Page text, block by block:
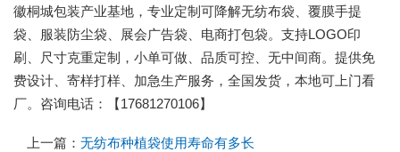
徽桐城包装产业基地，专业定制可降解无纺布袋、覆膜手提
袋、服装防尘袋、展会广告袋、电商打包袋。支持LOGO印
刷、尺寸克重定制，小单可做、品质可控、无中间商。提供免
费设计、寄样打样、加急生产服务，全国发货，本地可上门看
厂。咨询电话：【17681270106】
上一篇： 无纺布种植袋使用寿命有多长